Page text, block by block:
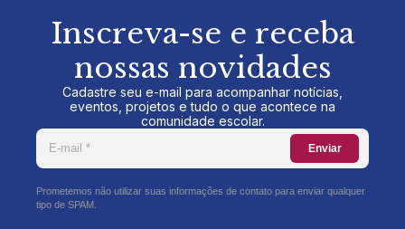
Inscreva-se e receba
nossas novidades
Cadastre seu e-mail para acompanhar notícias,
eventos, projetos e tudo o que acontece na
comunidade escolar.
Enviar
Prometemos não utilizar suas informações de contato para enviar qualquer
tipo de SPAM.